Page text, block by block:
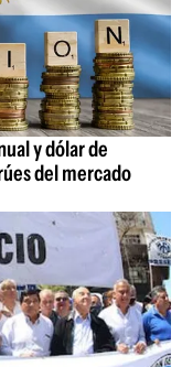
y dólar de
del mercado